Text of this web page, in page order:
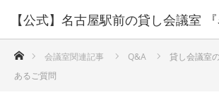
【公式】名古屋駅前の貸し会議室
ミナーオフィス』
ホーム会議室関連記事 Q&A
貸し会議室
あるご質問